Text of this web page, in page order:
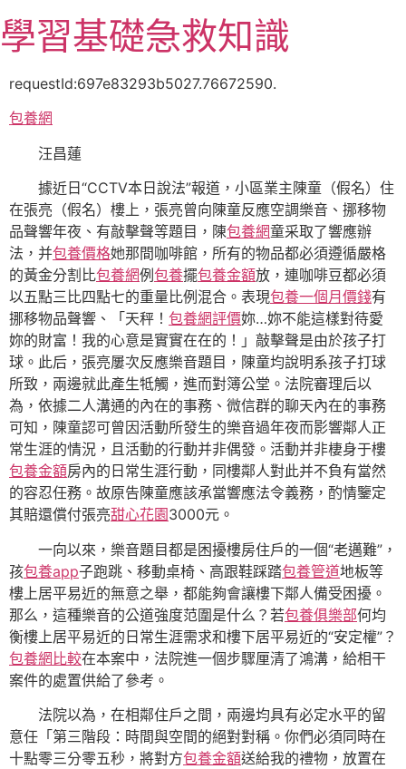
至
主
容
學習基礎急救知識
requestId:697e83293b5027.76672590.
包養網
汪昌蓮
據近日“CCTV本日說法”報道，小區業主陳童（假名）住
在張亮（假名）樓上，張亮曾向陳童反應空調樂音、挪移物
品聲響年夜、有敲擊聲等題目，陳包養網童采取了響應辦
法，并包養價格她那間咖啡館，所有的物品都必須遵循嚴格
的黃金分割比包養網例 包養擺包養金額放，連咖啡豆都必須
以五點三比四點七的重量比例混合。表現包養一個月價錢有
挪移物品聲響、「天秤！ 包養網評價妳…妳不能這樣對待愛
妳的財富！我的心意是實實在在的！」敲擊聲是由於孩子打
球。此后，張亮屢次反應樂音題目，陳童均說明系孩子打球
所致，兩邊就此產生牴觸，進而對簿公堂。法院審理后以
為，依據二人溝通的內在的事務、微信群的聊天內在的事務
可知，陳童認可曾因活動所發生的樂音過年夜而影響鄰人正
常生涯的情況，且活動的行動并非偶發。活動并非棲身于樓
包養金額房內的日常生涯行動，同樓鄰人對此并不負有當然
的容忍任務。故原告陳童應該承當響應法令義務，酌情鑒定
其賠還償付張亮甜心花園3000元。
一向以來，樂音題目都是困擾樓房住戶的一個“老邁難”，
孩包養app子跑跳、移動桌椅、高跟鞋踩踏包養管道地板等
樓上居平易近的無意之舉，都能夠會讓樓下鄰人備受困擾。
那么，這種樂音的公道強度范圍是什么？若包養俱樂部何均
衡樓上居平易近的日常生涯需求和樓下居平易近的“安定權”？
包養網比較在本案中，法院進一個步驟厘清了鴻溝，給相干
案件的處置供給了參考。
法院以為，在相鄰住戶之間，兩邊均具有必定水平的留
意任「第三階段：時間與空間的絕對對稱。你們必須同時在
十點零三分零五秒，將對方包養金額送給我的禮物，放置在